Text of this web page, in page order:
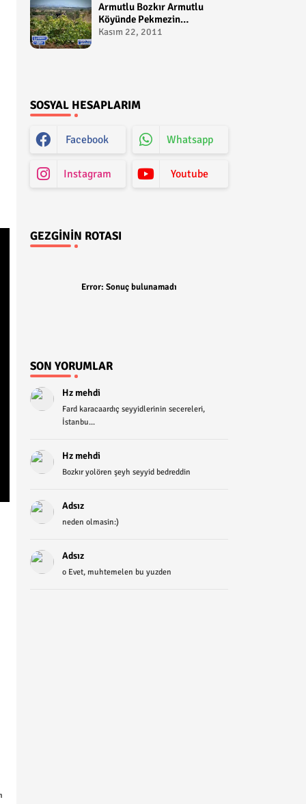
Armutlu Bozkır Armutlu
Köyünde Pekmezin
Hikayesi:Gezen Bilir Kontv
Kasım 22, 2011
SOSYAL HESAPLARIM
Facebook Whatsapp
Instagram Youtube
GEZGININ ROTASI
Error: Sonuç bulunamadı
SON YORUMLAR
Hz mehdi
Fard karacaardıç seyyidlerinin secereleri,
İstanbu...
Hz mehdi
Bozkır yolören şeyh seyyid bedreddin
Adsız
neden olmasin:)
Adsız
o Evet, muhtemelen bu yuzden